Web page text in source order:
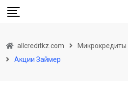
Skip
allcreditkz.com Микрокредиты
Акции Займер